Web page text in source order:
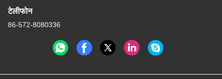
टेलीफोन
86-572-8080336